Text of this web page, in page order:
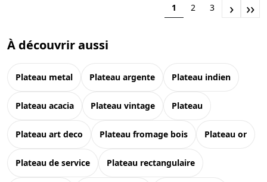
1 2 3 › ››
À découvrir aussi
plateau metal plateau argente plateau indien
plateau acacia plateau vintage plateau
plateau art deco plateau fromage bois plateau or
plateau de service plateau rectangulaire